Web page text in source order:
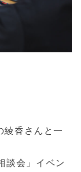
綾香さんと一
談会」イベン